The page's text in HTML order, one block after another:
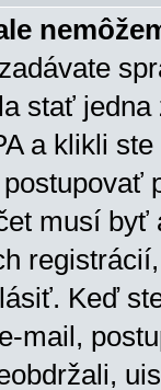
stať
a klikli
musí
Keď
mail,